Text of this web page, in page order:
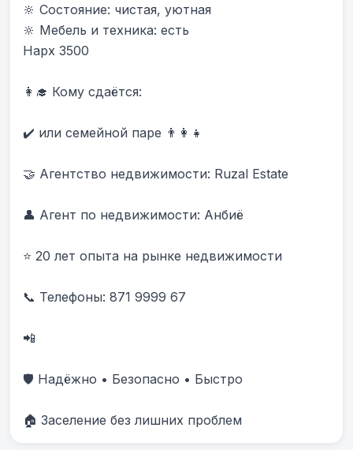
🔆 Состояние: чистая, уютная
🔆 Мебель и техника: есть
Нарх 3500
👩‍🎓 Кому сдаётся:
✔️ или семейной паре 👨‍👩‍👧
🤝 Агентство недвижимости: Ruzal Estate
👤 Агент по недвижимости: Анбиë
⭐ 20 лет опыта на рынке недвижимости
📞 Телефоны: 871 9999 67
📲
🛡️ Надёжно • Безопасно • Быстро
🏠 Заселение без лишних проблем